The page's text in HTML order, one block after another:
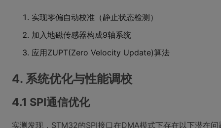
实现零偏自动校准（静止状态检测）
加入地磁传感器构成9轴系统
应用ZUPT(Zero Velocity Update)算法
4. 系统优化与性能调校
4.1 SPI通信优化
实测发现，STM32的SPI接口在DMA模式下存在以下潜在问